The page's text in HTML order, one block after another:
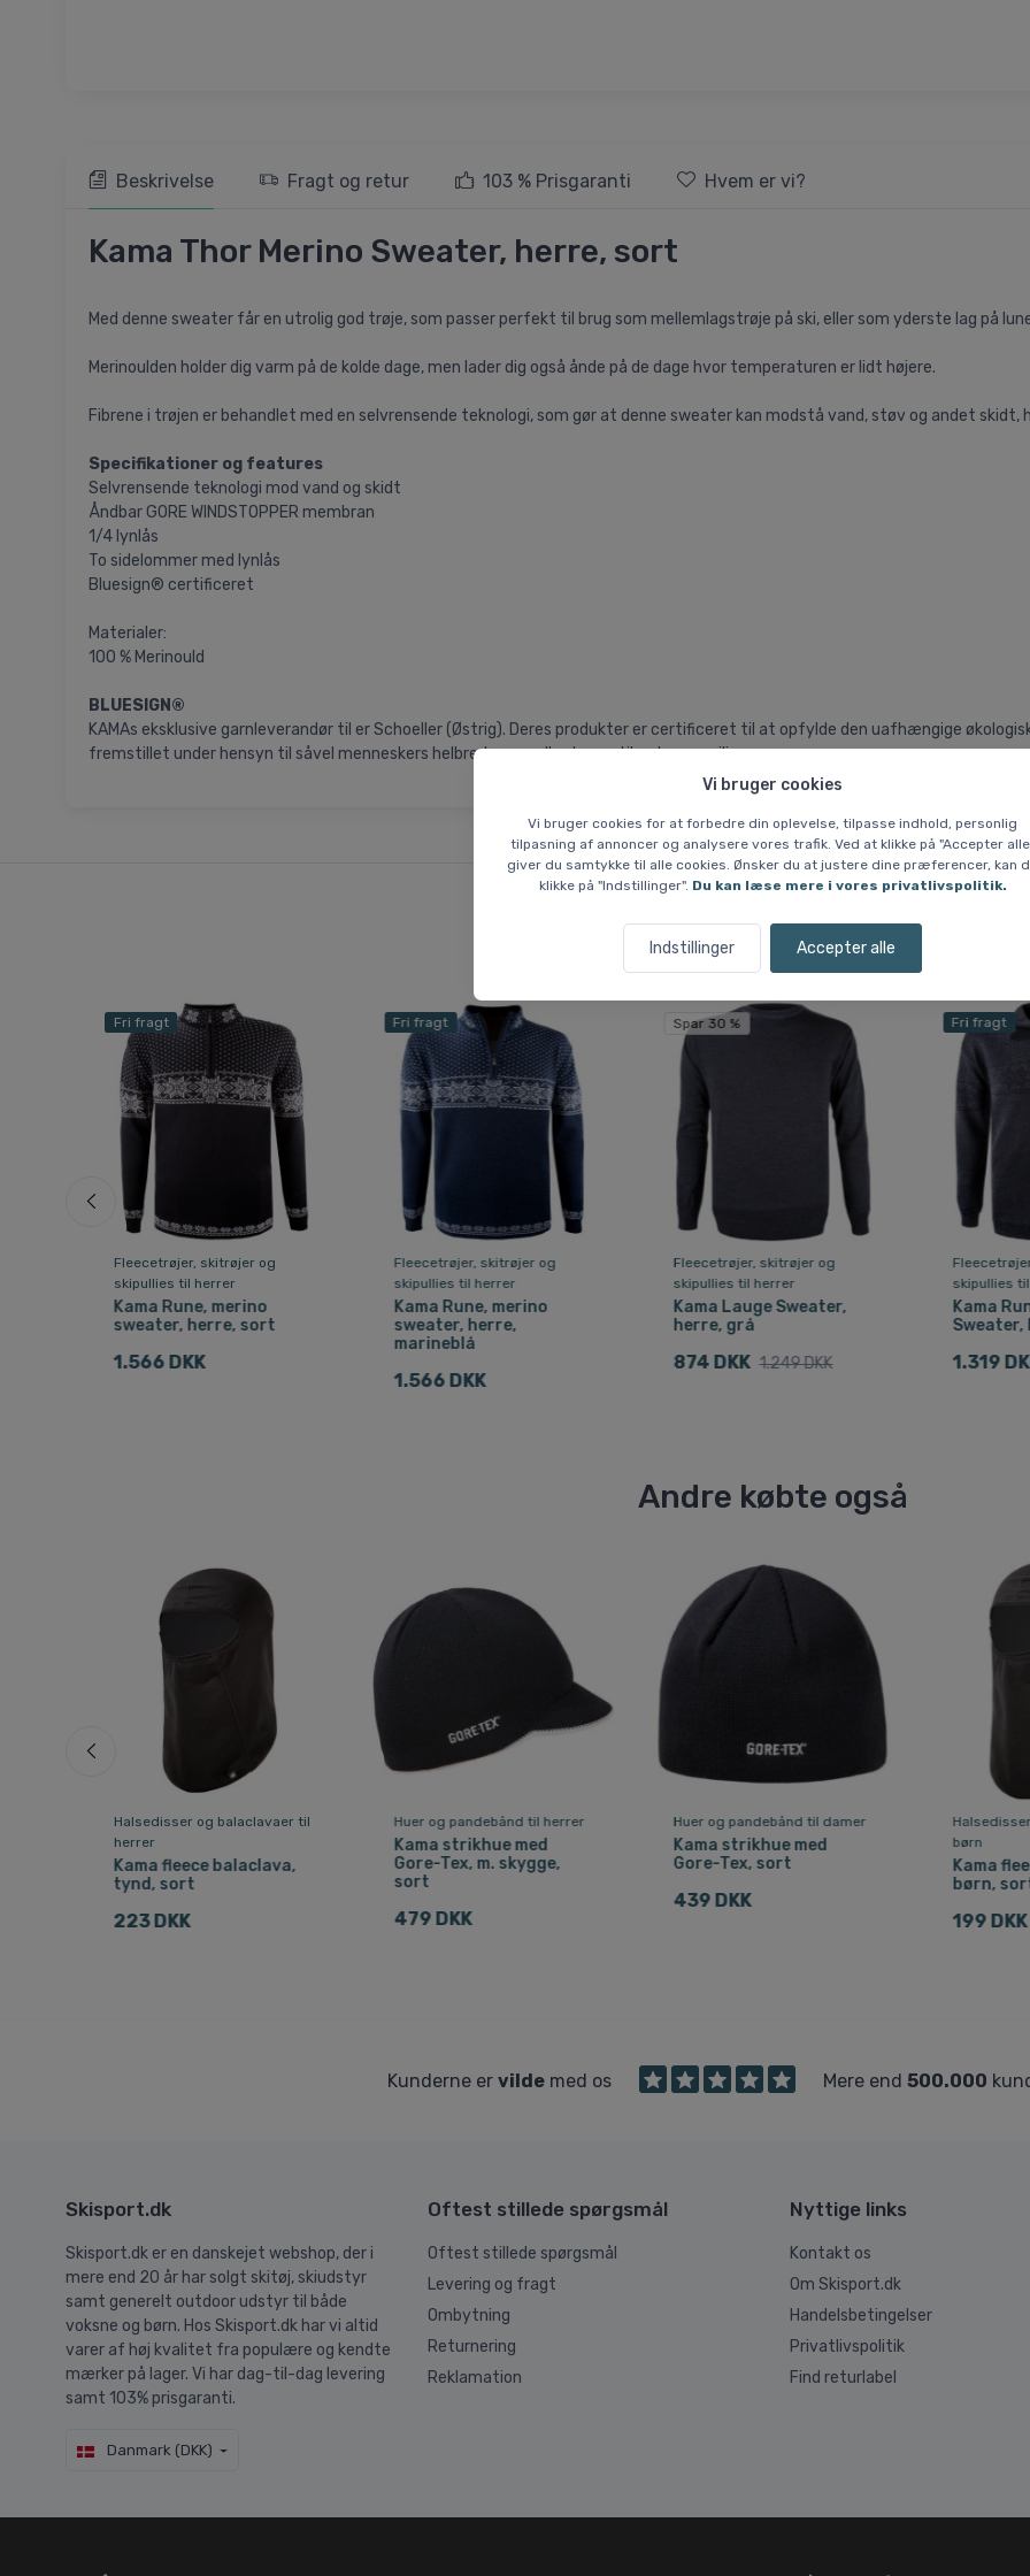
Vi bruger cookies
Vi bruger cookies for at forbedre din oplevelse, tilpasse indhold, personlig
tilpasning af annoncer og analysere vores trafik. Ved at klikke på "Accepter
giver du samtykke til alle cookies. Ønsker du at justere dine præferencer, kan
klikke på "Indstillinger". Du kan læse mere i vores privatlivspolitik.
Indstillinger Accepter alle
Beskrivelse Fragt og retur 103 % Prisgaranti Hvem er vi?
Kama Thor Merino Sweater, herre, sort
Med denne sweater får en utrolig god trøje, som passer perfekt til brug som mellemlagstrøje på ski, eller som yderste lag på
Merinoulden holder dig varm på de kolde dage, men lader dig også ånde på de dage hvor temperaturen er lidt højere.
Fibrene i trøjen er behandlet med en selvrensende teknologi, som gør at denne sweater kan modstå vand, støv og andet skidt,
Specifikationer og features
Selvrensende teknologi mod vand og skidt
Åndbar GORE WINDSTOPPER membran
1/4 lynlås
To sidelommer med lynlås
Bluesign® certificeret
Materialer:
100 % Merinould
BLUESIGN®
KAMAs eksklusive garnleverandør til er Schoeller (Østrig). Deres produkter er certificeret til at opfylde den uafhængige
fremstillet under hensyn til såvel menneskers helbred og sundhed, som til natur og miljø.
Lignende varer
Fri fragt
Fleecetrøjer, skitrøjer og
skipullies til herrer
Kama Rune, merino
sweater, herre, sort
1.566 DKK
Fri fragt
Fleecetrøjer, skitrøjer og
skipullies til herrer
Kama Rune, merino
sweater, herre,
marineblå
1.566 DKK
Spar 30 %
Fleecetrøjer, skitrøjer og
skipullies til herrer
Kama Lauge Sweater,
herre, grå
874 DKK 1.249 DKK
Fri fragt
skipullies
Kama
Sweater,
1.319
Andre købte også
Halsedisser og balaclavaer til
herrer
Kama fleece balaclava,
tynd, sort
223 DKK
Huer og pandebånd til herrer
Kama strikhue med
Gore-Tex, m. skygge,
sort
479 DKK
Huer og pandebånd til damer
Kama strikhue med
Gore-Tex, sort
439 DKK
børn
Kama
børn,
199 DKK
Kunderne er vildemed os Mere end 500.000
Skisport.dk
Skisport.dk er en danskejet webshop, der i
mere end 20 år har solgt skitøj, skiudstyr
samt generelt outdoor udstyr til både
voksne og børn. Hos Skisport.dk har vi altid
varer af høj kvalitet fra populære og kendte
mærker på lager. Vi har dag-til-dag levering
samt 103% prisgaranti.
Danmark (DKK)
Oftest stillede spørgsmål
Oftest stillede spørgsmål
Levering og fragt
Ombytning
Returnering
Reklamation
Nyttige links
Kontakt os
Om Skisport.dk
Handelsbetingelser
Privatlivspolitik
Find returlabel